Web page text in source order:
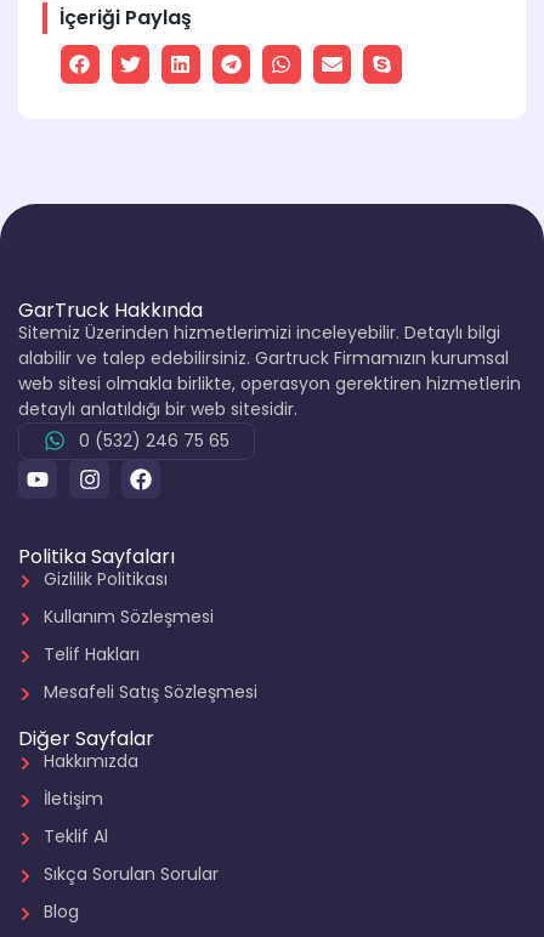
İçeriği Paylaş
GarTruck Hakkında
Sitemiz Üzerinden hizmetlerimizi inceleyebilir. Detaylı bilgi
alabilir ve talep edebilirsiniz. Gartruck Firmamızın kurumsal
web sitesi olmakla birlikte, operasyon gerektiren hizmetlerin
detaylı anlatıldığı bir web sitesidir.
0 (532) 246 75 65
Politika Sayfaları
Gizlilik Politikası
Kullanım Sözleşmesi
Telif Hakları
Mesafeli Satış Sözleşmesi
Diğer Sayfalar
Hakkımızda
İletişim
Teklif Al
Sıkça Sorulan Sorular
Blog